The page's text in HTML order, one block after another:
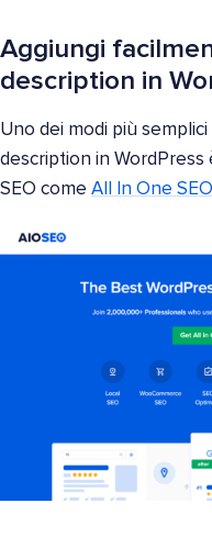
Aggiungi
description in
Uno dei modi più
description in
SEO come All In One SEO